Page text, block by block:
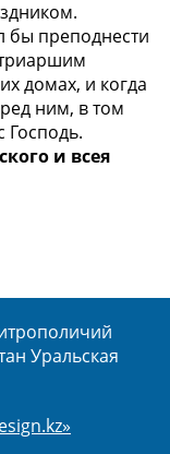
бы преподнести
домах, и когда
ним, в том
Господь.
и всея
Уральская